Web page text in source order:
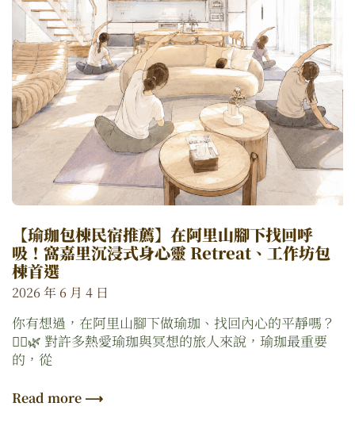
【瑜珈包棟民宿推薦】在阿里山腳下找回呼
吸！窩嘉里沉浸式身心靈 Retreat、工作坊包
棟首選
2026 年 6 月 4 日
你有想過，在阿里山腳下做瑜珈、找回內心的平靜嗎？
🧘‍♀️🌿 對許多熱愛瑜珈與冥想的旅人來說，瑜珈最重要
的，從
Read more ⟶